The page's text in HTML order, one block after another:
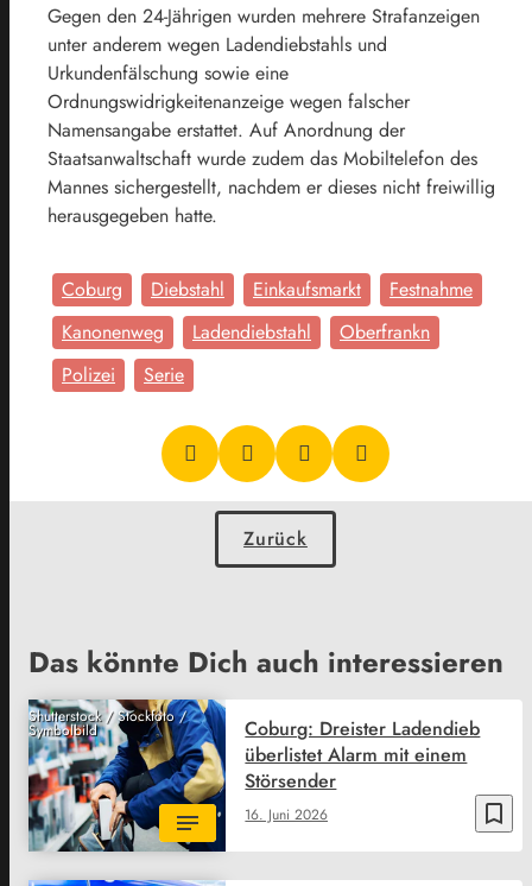
Gegen den 24-Jährigen wurden mehrere Strafanzeigen
unter anderem wegen Ladendiebstahls und
Urkundenfälschung sowie eine
Ordnungswidrigkeitenanzeige wegen falscher
Namensangabe erstattet. Auf Anordnung der
Staatsanwaltschaft wurde zudem das Mobiltelefon des
Mannes sichergestellt, nachdem er dieses nicht freiwillig
herausgegeben hatte.
Coburg Diebstahl Einkaufsmarkt
Festnahme
Kanonenweg
Ladendiebstahl
Oberfrankn
Polizei
Serie
Zurück
Das könnte Dich auch interessieren
Shutterstock / Stockfoto /
Symbolbild
bookmark_border
16. Juni 2026
Coburg: Dreister Ladendieb
überlistet Alarm mit einem
Störsender